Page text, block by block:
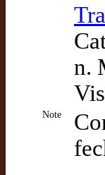
n.
Note